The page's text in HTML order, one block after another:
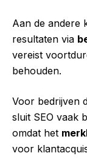
Aan de andere
resultaten via
vereist
behouden.
Voor bedrijven
sluit SEO vaak
omdat het
voor